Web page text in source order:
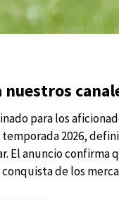
nuestros
para los
2026,
El anuncio confirma
de los